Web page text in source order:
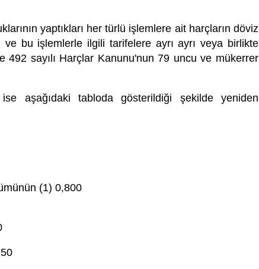
yaptıkları her türlü işlemlere ait harçların döviz
bu işlemlerle ilgili tarifelere ayrı ayrı veya birlikte
sayılı Harçlar Kanunu'nun 79 uncu ve mükerrer
aşağıdaki tabloda gösterildiği şekilde yeniden
(1) 0,800